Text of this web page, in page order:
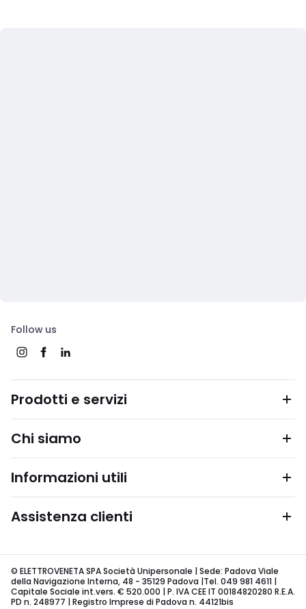
Follow us
Prodotti e servizi
Chi siamo
Informazioni utili
Assistenza clienti
© ELETTROVENETA SPA Società Unipersonale | Sede: Padova Viale
della Navigazione Interna, 48 - 35129 Padova |Tel. 049 981 4611 |
Capitale Sociale int.vers. € 520.000 | P. IVA CEE IT 00184820280 R.E.A.
PD n. 248977 | Registro Imprese di Padova n. 44121bis